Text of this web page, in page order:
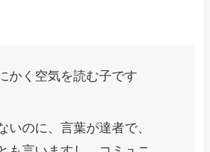
かく空気を読む子です
いのに、言葉が達者で、